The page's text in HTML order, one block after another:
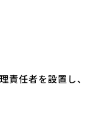
任者を設置